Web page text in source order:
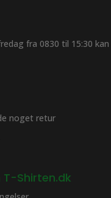
fra 0830 til 15:30 kan
noget retur
T-Shirten.dk